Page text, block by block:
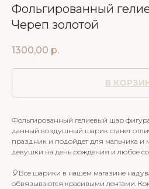
Фольгированный
Череп золотой
1300,00 р.
В
Фольгированный гелиевый шар
данный воздушный шарик станет
праздник и подойдет для мальчика и
девушки на день рождения и любое
🎈Все шарики в нашем магазине
обвязываются красивыми лентами.